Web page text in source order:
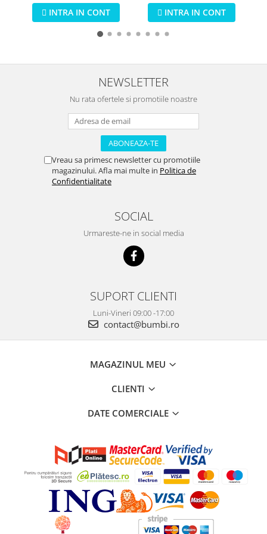
INTRA IN CONT
INTRA IN CONT
NEWSLETTER
Nu rata ofertele si promotiile noastre
Vreau sa primesc newsletter cu promotiile
magazinului. Afla mai multe in Politica de
Confidentialitate
SOCIAL
Urmareste-ne in social media
SUPORT CLIENTI
Luni-Vineri 09:00 -17:00
contact@bumbi.ro
MAGAZINUL MEU
CLIENTI
DATE COMERCIALE